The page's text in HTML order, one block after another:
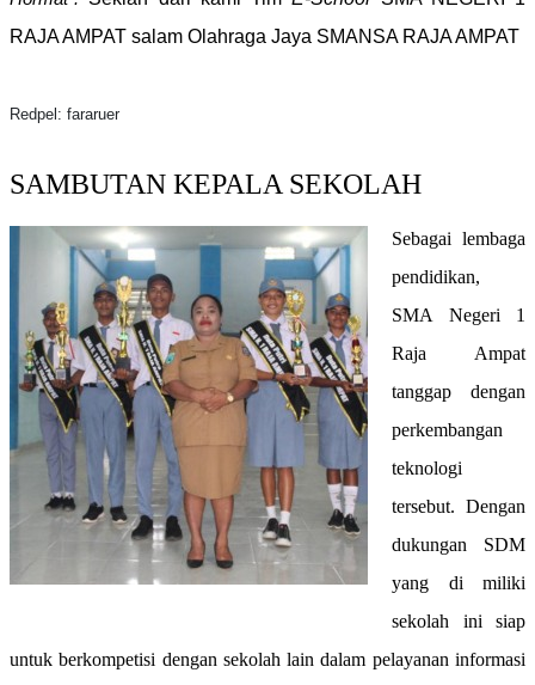
RAJA AMPAT salam Olahraga Jaya SMANSA RAJA AMPAT
Redpel: fararuer
SAMBUTAN KEPALA SEKOLAH
Sebagai lembaga
pendidikan,
SMA Negeri 1
Raja Ampat
tanggap dengan
perkembangan
teknologi
tersebut. Dengan
dukungan SDM
yang di miliki
sekolah ini siap
untuk berkompetisi dengan sekolah lain dalam pelayanan informasi